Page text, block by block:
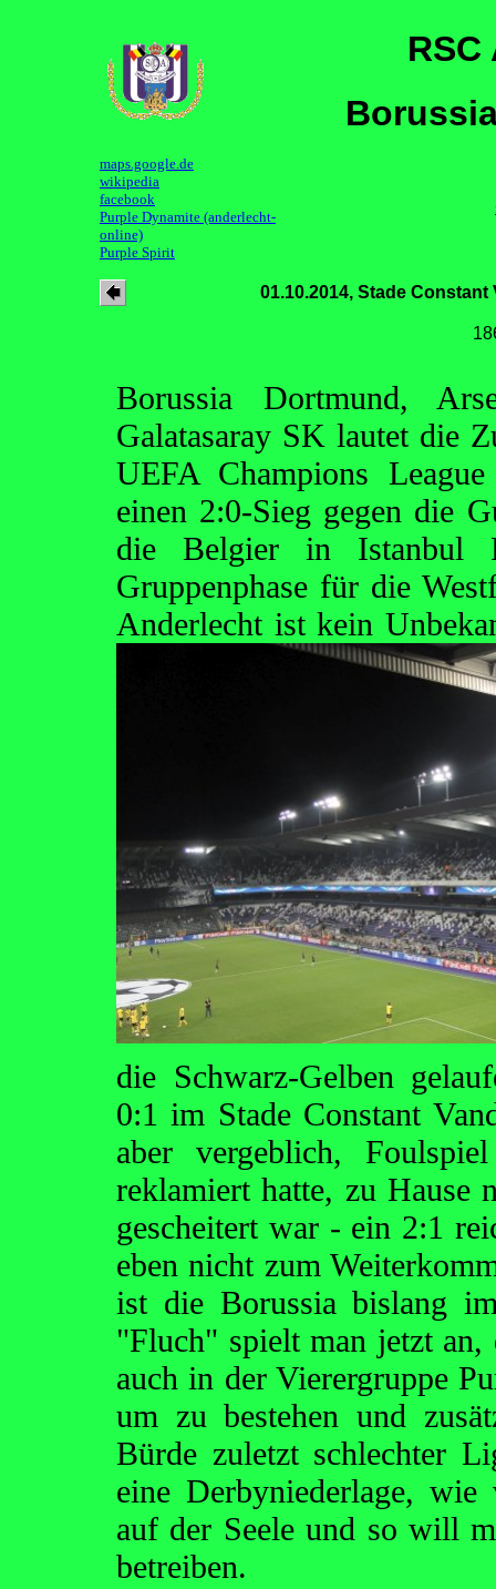
maps.google.de
wikipedia
facebook
Purple Dynamite (anderlecht-
online)
Purple Spirit
01.10.2014, Stade Constant
Borussia Dortmund,
Galatasaray SK lautet die
UEFA Champions
einen 2:0-Sieg gegen die
die Belgier in Istanbul
Gruppenphase für die
Anderlecht ist kein
die Schwarz-Gelben
0:1 im Stade Constant
aber vergeblich,
reklamiert hatte, zu Hause
gescheitert war - ein 2:1
eben nicht zum
ist die Borussia bislang
"Fluch" spielt man jetzt an,
auch in der Vierergruppe
um zu bestehen und
Bürde zuletzt schlechter
eine Derbyniederlage, wie
auf der Seele und so will
betreiben.